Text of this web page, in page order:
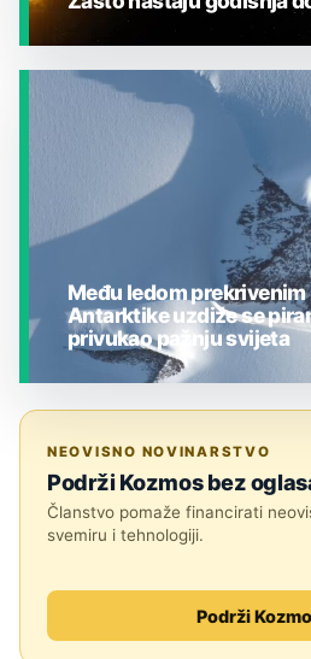
JESTE LI ZNALI?
Među ledom
Antarktike uzdiže se
privukao pažnju svijeta
NEOVISNO NOVINARSTVO
Podrži Kozmos bez
Članstvo pomaže financirati
svemiru i tehnologiji.
Podrži